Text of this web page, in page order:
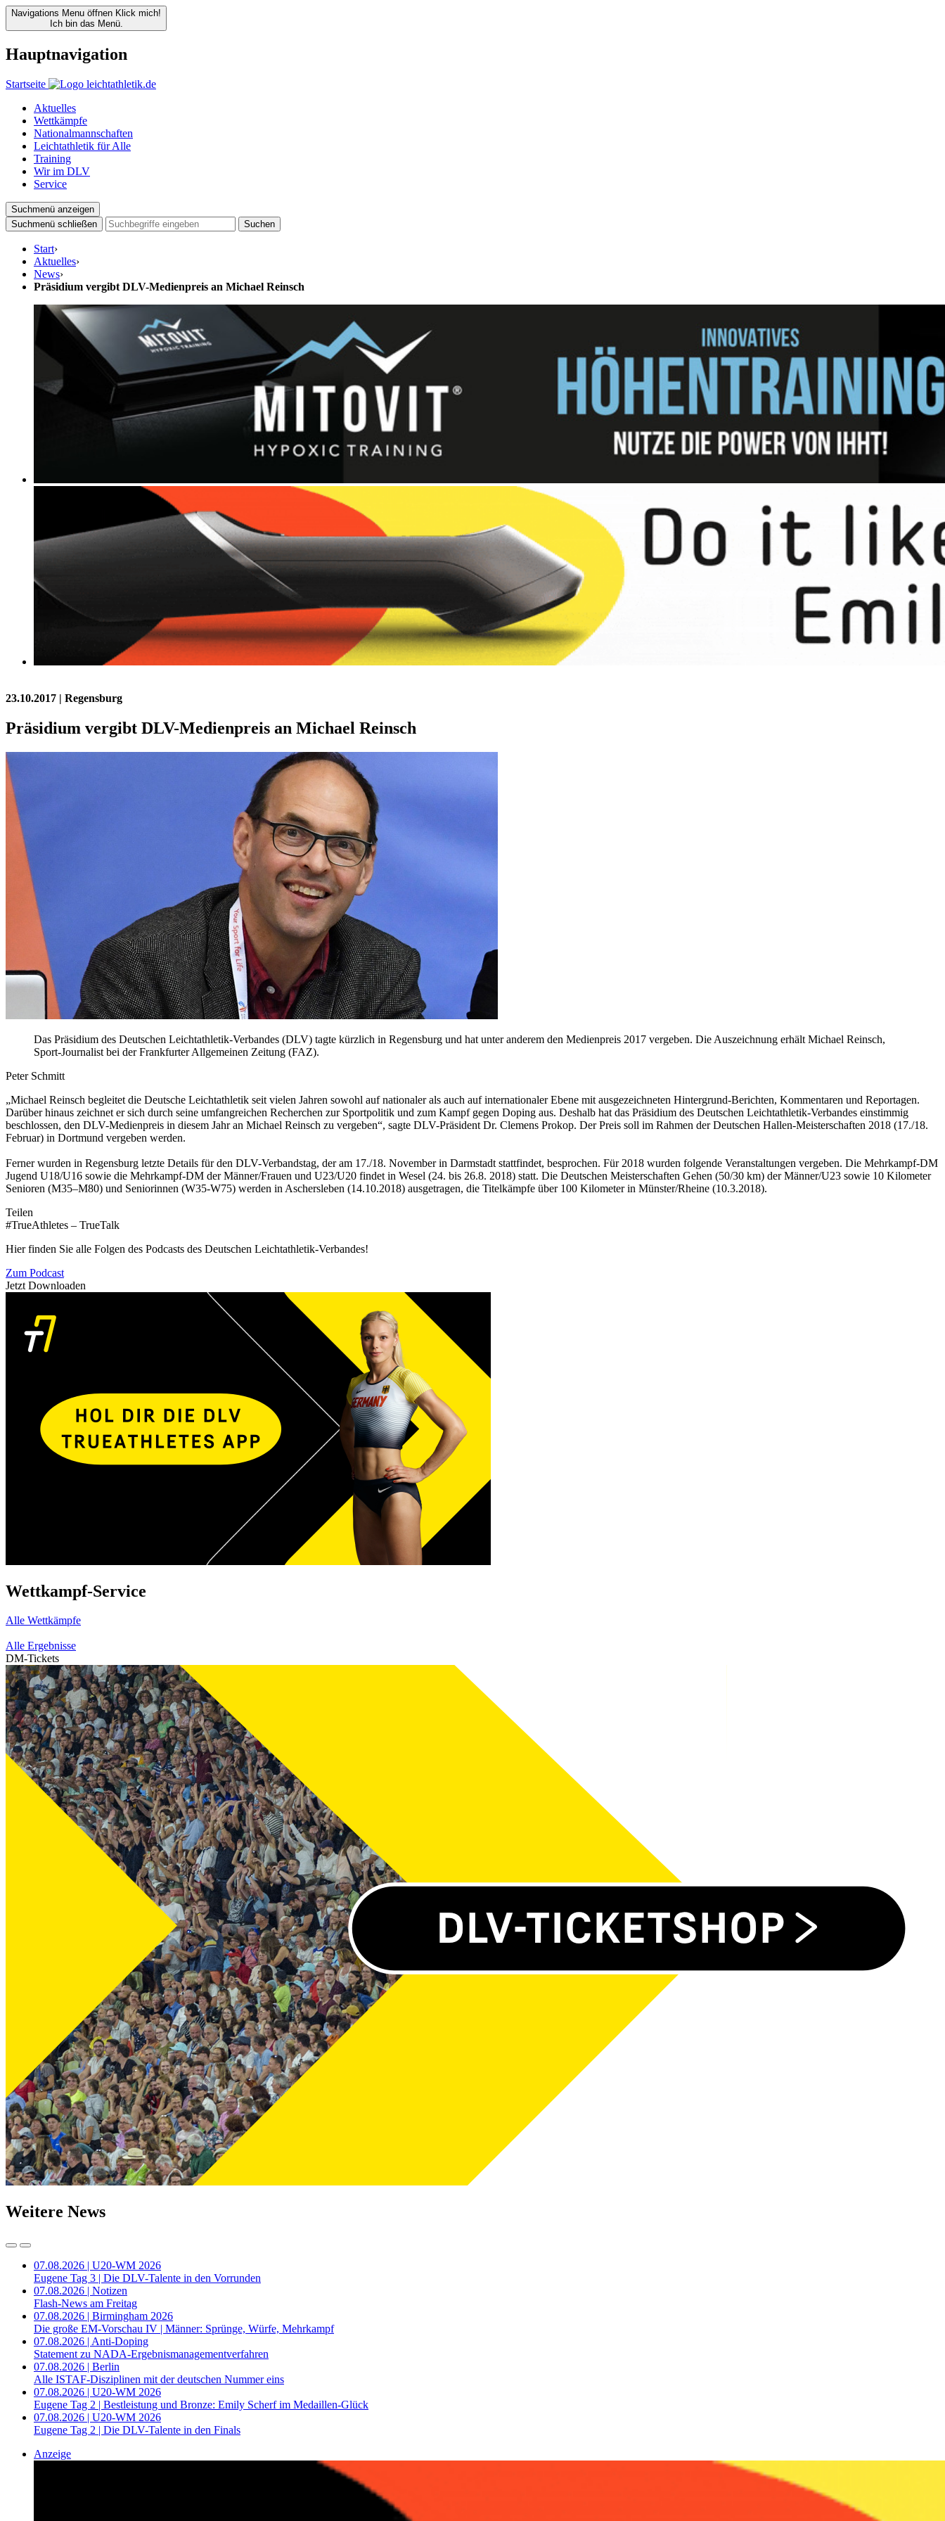
Navigations Menu öffnen Klick mich!
Ich bin das Menü.
Hauptnavigation
Startseite
Aktuelles
Wettkämpfe
Nationalmannschaften
Leichtathletik für Alle
Training
Wir im DLV
Service
Suchmenü anzeigen
Suchmenü schließen
Suchen
Start›
Aktuelles›
News›
Präsidium vergibt DLV-Medienpreis an Michael Reinsch
23.10.2017 | Regensburg
Präsidium vergibt DLV-Medienpreis an Michael Reinsch
Das Präsidium des Deutschen Leichtathletik-Verbandes (DLV) tagte kürzlich in Regensburg und hat unter anderem den Medienpreis 2017 vergeben. Die Auszeichnung erhält Michael Reinsch,
Sport-Journalist bei der Frankfurter Allgemeinen Zeitung (FAZ).
Peter Schmitt
„Michael Reinsch begleitet die Deutsche Leichtathletik seit vielen Jahren sowohl auf nationaler als auch auf internationaler Ebene mit ausgezeichneten Hintergrund-Berichten, Kommentaren und Reportagen.
Darüber hinaus zeichnet er sich durch seine umfangreichen Recherchen zur Sportpolitik und zum Kampf gegen Doping aus. Deshalb hat das Präsidium des Deutschen Leichtathletik-Verbandes einstimmig
beschlossen, den DLV-Medienpreis in diesem Jahr an Michael Reinsch zu vergeben“, sagte DLV-Präsident Dr. Clemens Prokop. Der Preis soll im Rahmen der Deutschen Hallen-Meisterschaften 2018 (17./18.
Februar) in Dortmund vergeben werden.
Ferner wurden in Regensburg letzte Details für den DLV-Verbandstag, der am 17./18. November in Darmstadt stattfindet, besprochen. Für 2018 wurden folgende Veranstaltungen vergeben. Die Mehrkampf-DM
Jugend U18/U16 sowie die Mehrkampf-DM der Männer/Frauen und U23/U20 findet in Wesel (24. bis 26.8. 2018) statt. Die Deutschen Meisterschaften Gehen (50/30 km) der Männer/U23 sowie 10 Kilometer
Senioren (M35–M80) und Seniorinnen (W35-W75) werden in Aschersleben (14.10.2018) ausgetragen, die Titelkämpfe über 100 Kilometer in Münster/Rheine (10.3.2018).
Teilen
#TrueAthletes – TrueTalk
Hier finden Sie alle Folgen des Podcasts des Deutschen Leichtathletik-Verbandes!
Zum Podcast
Jetzt Downloaden
Wettkampf-Service
Alle Wettkämpfe
Alle Ergebnisse
DM-Tickets
Weitere News
07.08.2026 | U20-WM 2026
Eugene Tag 3 | Die DLV-Talente in den Vorrunden
07.08.2026 | Notizen
Flash-News am Freitag
07.08.2026 | Birmingham 2026
Die große EM-Vorschau IV | Männer: Sprünge, Würfe, Mehrkampf
07.08.2026 | Anti-Doping
Statement zu NADA-Ergebnismanagementverfahren
07.08.2026 | Berlin
Alle ISTAF-Disziplinen mit der deutschen Nummer eins
07.08.2026 | U20-WM 2026
Eugene Tag 2 | Bestleistung und Bronze: Emily Scherf im Medaillen-Glück
07.08.2026 | U20-WM 2026
Eugene Tag 2 | Die DLV-Talente in den Finals
Anzeige